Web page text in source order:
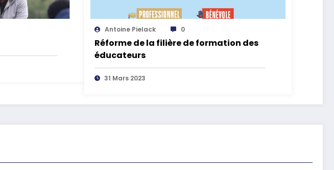
Antoine Pielack 0
Réforme de la filière de formation des
éducateurs
31 Mars 2023